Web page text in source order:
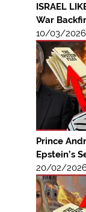
ISRAEL
War
10/03/2026
Prince
Epstein’s
20/02/